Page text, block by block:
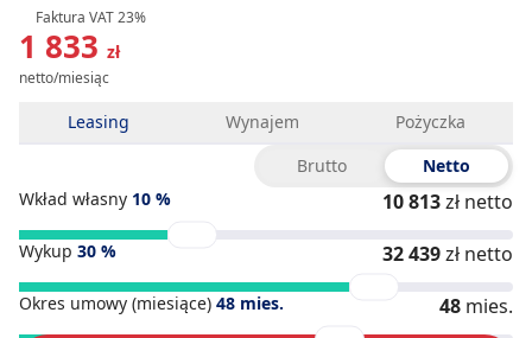
1 833 zł
netto/miesiąc
Faktura VAT 23%
Leasing Wynajem
Pożyczka
Brutto
Netto
Wkład własny 10 % 10 813zł netto
Wykup 30 % 32 439zł netto
Okres umowy (miesiące) 48 mies. 48 mies.